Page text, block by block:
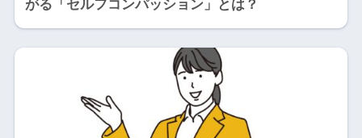
がる「セルフコンパッション」とは？